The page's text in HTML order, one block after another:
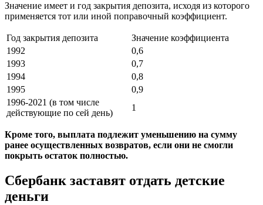
Значение имеет и год закрытия депозита, исходя из которого
применяется тот или иной поправочный коэффициент.
Год закрытия депозита
Значение коэффициента
1992
0,6
1993
0,7
1994
0,8
1995
0,9
1996-2021 (в том числе
действующие по сей день)
1
Кроме того, выплата подлежит уменьшению на сумму
ранее осуществленных возвратов, если они не смогли
покрыть остаток полностью.
Сбербанк заставят отдать детские
деньги